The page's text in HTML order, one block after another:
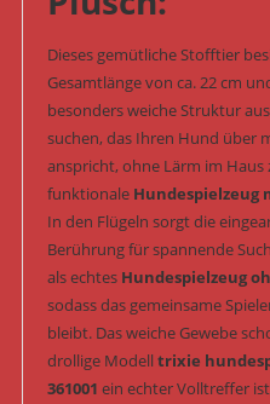
Dieses gemütliche Stofftier
Gesamtlänge von ca. 22 cm
besonders weiche Struktur
suchen, das Ihren Hund über
anspricht, ohne Lärm im Haus
funktionale
In den Flügeln sorgt die
Berührung für spannende
als echtes Hundespielzeug
sodass das gemeinsame
bleibt. Das weiche Gewebe
drollige Modelltrixie
361001 ein echter Volltreffer